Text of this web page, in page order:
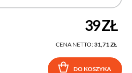
39 ZŁ
CENA NETTO:31,71 ZŁ
DO KOSZYKA